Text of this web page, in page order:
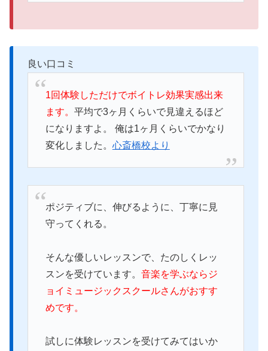
良い口コミ
1回体験しただけでボイトレ効果実感出来
ます。 平均で3ヶ月くらいで見違えるほど
になりますよ。 俺は1ヶ月くらいでかなり
変化しました。 心斎橋校より
ポジティブに、伸びるように、丁寧に見
守ってくれる。
そんな優しいレッスンで、たのしくレッ
スンを受けています。 音楽を学ぶならジ
ョイミュージックスクールさんがおすす
めです。
試しに体験レッスンを受けてみてはいか